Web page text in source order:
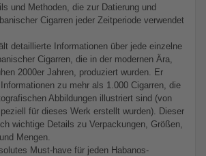
und Methoden, die zur Datierung und
Cigarren jeder Zeitperiode verwendet
detaillierte Informationen über jede einzelne
Cigarren, die in der modernen Ära,
2000er Jahren, produziert wurden. Er
zu mehr als 1.000 Cigarren, die
Abbildungen illustriert sind (von
für dieses Werk erstellt wurden). Dieser
wichtige Details zu Verpackungen, Größen,
Mengen.
Must-have für jeden Habanos-